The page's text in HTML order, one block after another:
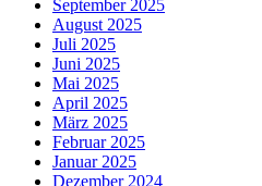
September 2025
August 2025
Juli 2025
Juni 2025
Mai 2025
April 2025
März 2025
Februar 2025
Januar 2025
Dezember 2024